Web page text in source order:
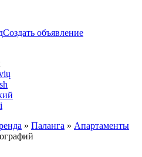
Создать объявление
» Паланга » Апартаменты